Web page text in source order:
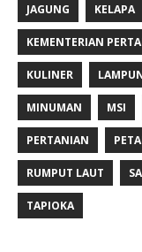
JAGUNG KELAPA
KEMENTERIAN
KULINER
MINUMAN MSI
PERTANIAN
RUMPUT LAUT
TAPIOKA